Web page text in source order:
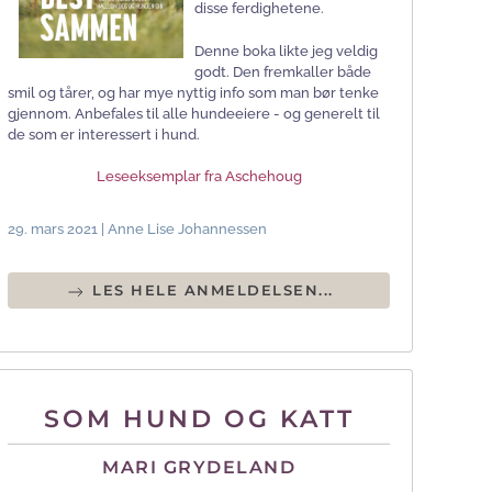
disse ferdighetene.
Denne boka likte jeg veldig
godt. Den fremkaller både
smil og tårer, og har mye nyttig info som man bør tenke
gjennom. Anbefales til alle hundeeiere - og generelt til
de som er interessert i hund.
Leseeksemplar fra Aschehoug
29. mars 2021 | Anne Lise Johannessen
LES HELE ANMELDELSEN...
SOM HUND OG KATT
MARI GRYDELAND